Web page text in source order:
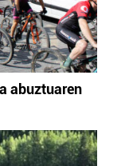
abuztuaren